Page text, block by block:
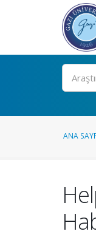
Ara
ANA